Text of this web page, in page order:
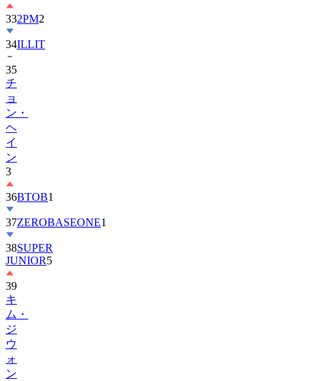
332PM2
34ILLIT
35
チ
ョ
ン・
ヘ
イ
ン
3
36BTOB1
37ZEROBASEONE1
38SUPER
JUNIOR5
39
キ
ム・
ジ
ウ
ォ
ン